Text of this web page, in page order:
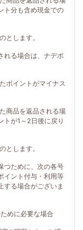
ト分も含め現金での
とします。
れる場合は、ナデポ
ポイントがマイナス
商品を返品される場
トが1～2日後に戻り
とします。
つために、次の各号
イント付与・利用等
する場合がございま
めに必要な場合